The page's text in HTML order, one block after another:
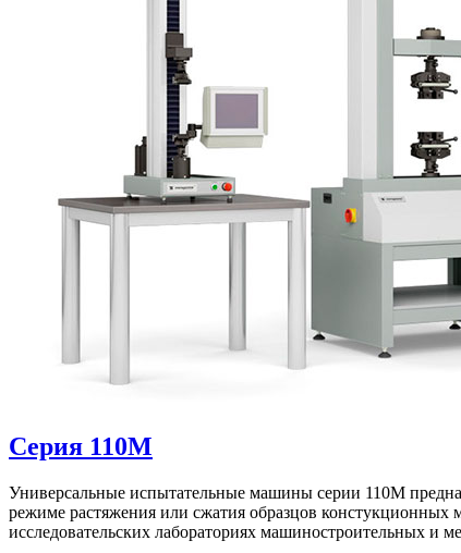
Серия 110М
Универсальные испытательные машины серии 110М
режиме растяжения или сжатия образцов
исследовательских лабораториях машиностроительных и